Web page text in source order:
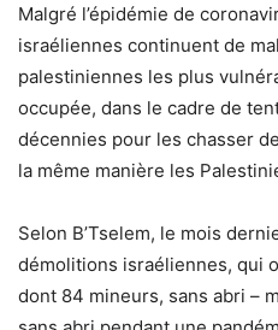
Malgré l’épidémie de
israéliennes continuent de
palestiniennes les plus
occupée, dans le cadre de
décennies pour les chasser
la même manière les
Selon B’Tselem, le mois
démolitions israéliennes, qui
dont 84 mineurs, sans abri –